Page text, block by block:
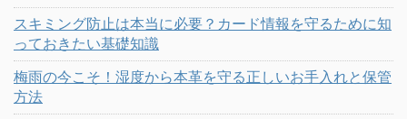
スキミング防止は本当に必要？カード情報を守るために知
っておきたい基礎知識
梅雨の今こそ！湿度から本革を守る正しいお手入れと保管
方法